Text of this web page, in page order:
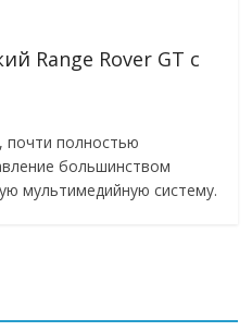
Range Rover GT с
почти полностью
большинством
мультимедийную систему.